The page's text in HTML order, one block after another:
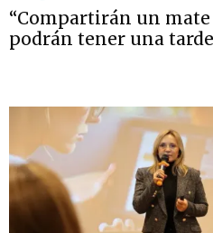
“Compartirán un mate
podrán tener una